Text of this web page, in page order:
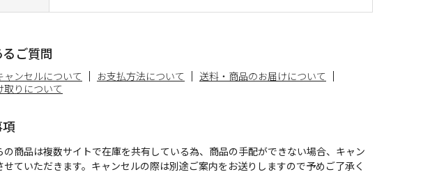
ご質問
ャンセルについて お支払方法について
送料・商品のお届けについて
取りについて
商品は複数サイトで在庫を共有している為、商品の手配ができない場合、キャン
せていただきます。キャンセルの際は別途ご案内をお送りしますので予めご了承く